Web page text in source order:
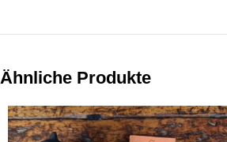
Ähnliche Produkte